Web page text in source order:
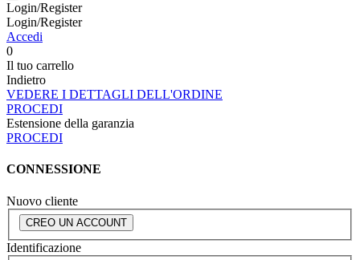
Login/Register
Login/Register
Accedi
0
Il tuo carrello
Indietro
VEDERE I DETTAGLI DELL'ORDINE
PROCEDI
Estensione della garanzia
PROCEDI
CONNESSIONE
Nuovo cliente
CREO UN ACCOUNT
Identificazione